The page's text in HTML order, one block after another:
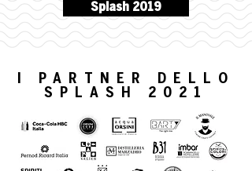
Splash 2019
I PARTNER DELLO
SPLASH 2021